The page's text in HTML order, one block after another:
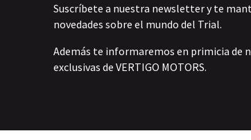
Suscríbete a nuestra newsletter y te
novedades sobre el mundo del Trial.
Además te informaremos en primicia de
exclusivas de VERTIGO MOTORS.